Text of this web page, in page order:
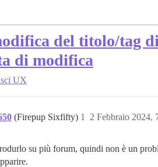
del titolo/tag
di modifica
UX
(Firepup Sixfifty) 2 Febbraio 2024,
1
su più forum, quindi non è un